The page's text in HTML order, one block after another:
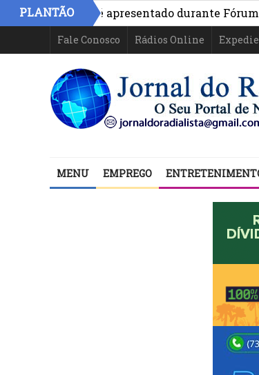
PLANTÃO
Bahia é apresentado durante Fórum de
Fale Conosco Rádios Online
MENU EMPREGO